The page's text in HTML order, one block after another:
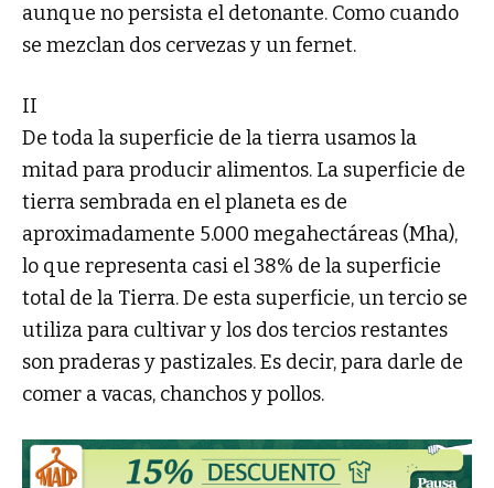
aunque no persista el detonante. Como cuando
se mezclan dos cervezas y un fernet.
II
De toda la superficie de la tierra usamos la
mitad para producir alimentos. La superficie de
tierra sembrada en el planeta es de
aproximadamente 5.000 megahectáreas (Mha),
lo que representa casi el 38% de la superficie
total de la Tierra. De esta superficie, un tercio se
utiliza para cultivar y los dos tercios restantes
son praderas y pastizales. Es decir, para darle de
comer a vacas, chanchos y pollos.